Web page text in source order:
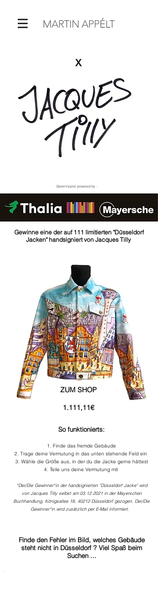
Gewinnspiel powered by :
Gewinne eine der auf 111 limitierten "Düsseldorf
Jacken" handsigniert von Jacques Tilly
ZUM SHOP
1.111,11€
So funktionierts:
1. Finde das fremde Gebäude
2. Trage deine Vermutung in das unten stehende Feld ein
3. Wähle die Größe aus, in der du die Jacke gerne hättest
4. Teile uns deine Vermutung mit
*Der/Die Gewinner*in der handsignierten "Düsseldorf Jacke" wird
von Jacques Tilly selbst am 03.12.2021in der Mayerschen
Buchhandlung, Königsallee 18, 40212 Düsseldorf gezogen. Der/Die
Gewinner*in wird zusätzlich per E-Mail informiert.
Finde den Fehler im Bild, welches Gebäude
steht nicht in Düsseldorf ? Viel Spaß beim
Suchen ...